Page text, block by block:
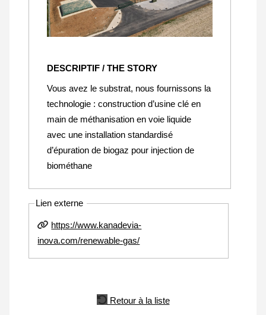
DESCRIPTIF / THE STORY
Vous avez le substrat, nous fournissons la
technologie : construction d’usine clé en
main de méthanisation en voie liquide
avec une installation standardisé
d’épuration de biogaz pour injection de
biométhane
Lien externe
https://www.kanadevia-
inova.com/renewable-gas/
Retour à la liste